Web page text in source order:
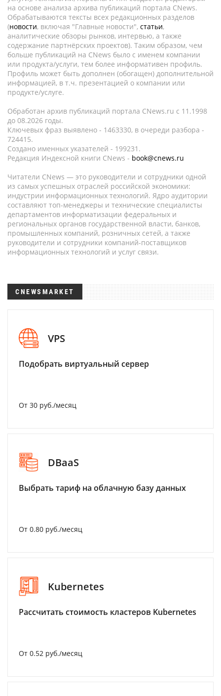
на основе анализа архива публикаций портала CNews.
Обрабатываются тексты всех редакционных разделов
(новости, включая "Главные новости", статьи,
аналитические обзоры рынков, интервью, а также
содержание партнёрских проектов). Таким образом, чем
больше публикаций на CNews было с именем компании
или продукта/услуги, тем более информативен профиль.
Профиль может быть дополнен (обогащен) дополнительной
информацией, в т.ч. презентацией о компании или
продукте/услуге.
Обработан архив публикаций портала CNews.ru c 11.1998
до 08.2026 годы.
Ключевых фраз выявлено - 1463330, в очереди разбора -
724415.
Создано именных указателей - 199231.
Редакция Индексной книги CNews - book@cnews.ru
Читатели CNews — это руководители и сотрудники одной
из самых успешных отраслей российской экономики:
индустрии информационных технологий. Ядро аудитории
составляют топ-менеджеры и технические специалисты
департаментов информатизации федеральных и
региональных органов государственной власти, банков,
промышленных компаний, розничных сетей, а также
руководители и сотрудники компаний-поставщиков
информационных технологий и услуг связи.
CNEWSMARKET
VPS
Подобрать виртуальный сервер
От 30 руб./месяц
DBaaS
Выбрать тариф на облачную базу данных
От 0.80 руб./месяц
Kubernetes
Рассчитать стоимость кластеров Kubernetes
От 0.52 руб./месяц